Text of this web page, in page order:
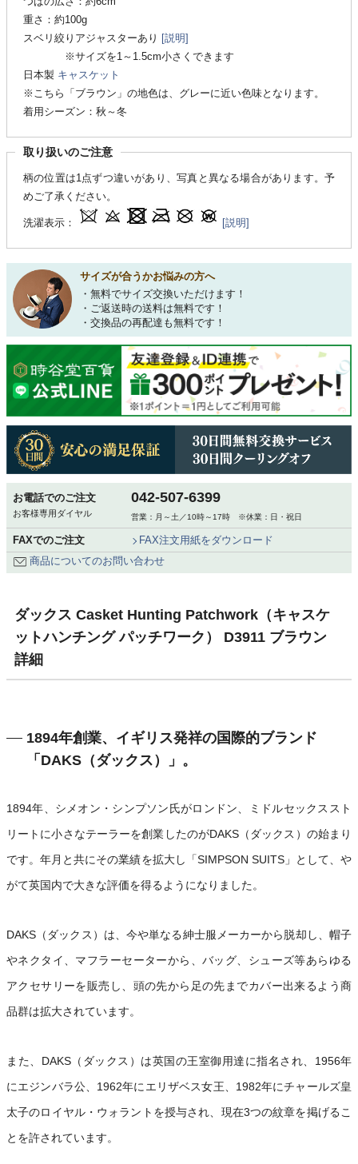
重さ：約100g
スベリ絞りアジャスターあり [説明]
※サイズを1～1.5cm小さくできます
日本製 キャスケット
※こちら「ブラウン」の地色は、グレーに近い色味となります。
着用シーズン：秋～冬
取り扱いのご注意
柄の位置は1点ずつ違いがあり、写真と異なる場合があります。予
めご了承ください。
洗濯表示： [説明]
サイズが合うかお悩みの方へ
・無料でサイズ交換いただけます！
・ご返送時の送料は無料です！
・交換品の再配達も無料です！
お電話でのご注文
お客様専用ダイヤル
042-507-6399
営業：月～土／10時～17時 ※休業：日・祝日
FAXでのご注文
FAX注文用紙をダウンロード
商品についてのお問い合わせ
ダックス Casket Hunting Patchwork（キャスケ
ットハンチング パッチワーク） D3911 ブラウン
詳細
1894年創業、イギリス発祥の国際的ブランド
「DAKS（ダックス）」。
1894年、シメオン・シンプソン氏がロンドン、ミドルセックススト
リートに小さなテーラーを創業したのがDAKS（ダックス）の始まり
です。年月と共にその業績を拡大し「SIMPSON SUITS」として、や
がて英国内で大きな評価を得るようになりました。
DAKS（ダックス）は、今や単なる紳士服メーカーから脱却し、帽子
やネクタイ、マフラーセーターから、バッグ、シューズ等あらゆる
アクセサリーを販売し、頭の先から足の先までカバー出来るよう商
品群は拡大されています。
また、DAKS（ダックス）は英国の王室御用達に指名され、1956年
にエジンバラ公、1962年にエリザベス女王、1982年にチャールズ皇
太子のロイヤル・ウォラントを授与され、現在3つの紋章を掲げるこ
とを許されています。